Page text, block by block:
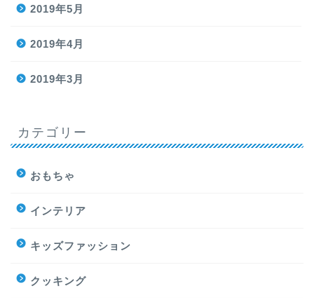
2019年5月
2019年4月
2019年3月
カテゴリー
おもちゃ
インテリア
キッズファッション
クッキング